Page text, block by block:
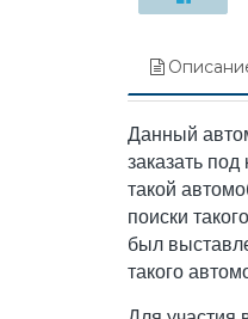
Данный
заказать
такой
поиски
был
такого